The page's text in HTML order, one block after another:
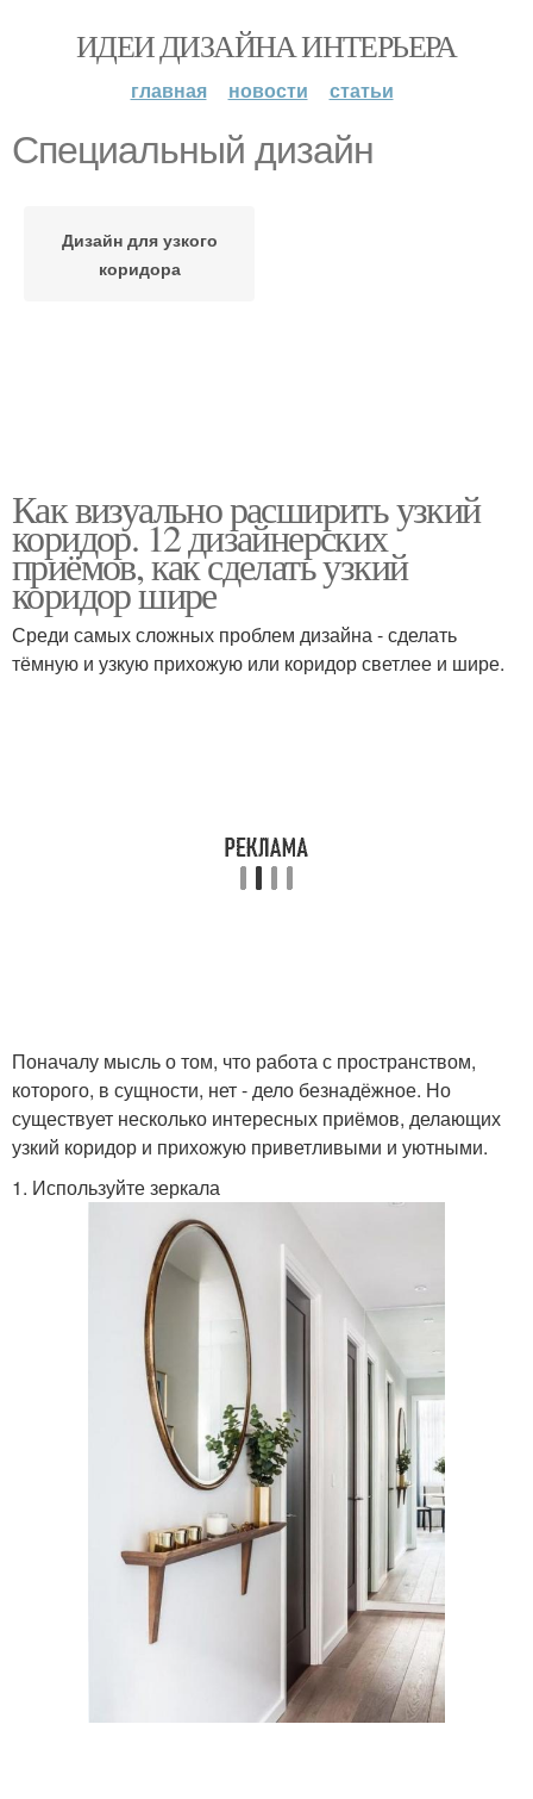
ИДЕИ ДИЗАЙНА ИНТЕРЬЕРА
главная новости статьи
Специальный дизайн
Дизайн для узкого
коридора
Как визуально расширить узкий
коридор. 12 дизайнерских
приёмов, как сделать узкий
коридор шире
Среди самых сложных проблем дизайна - сделать
тёмную и узкую прихожую или коридор светлее и шире.
Поначалу мысль о том, что работа с пространством,
которого, в сущности, нет - дело безнадёжное. Но
существует несколько интересных приёмов, делающих
узкий коридор и прихожую приветливыми и уютными.
1. Используйте зеркала